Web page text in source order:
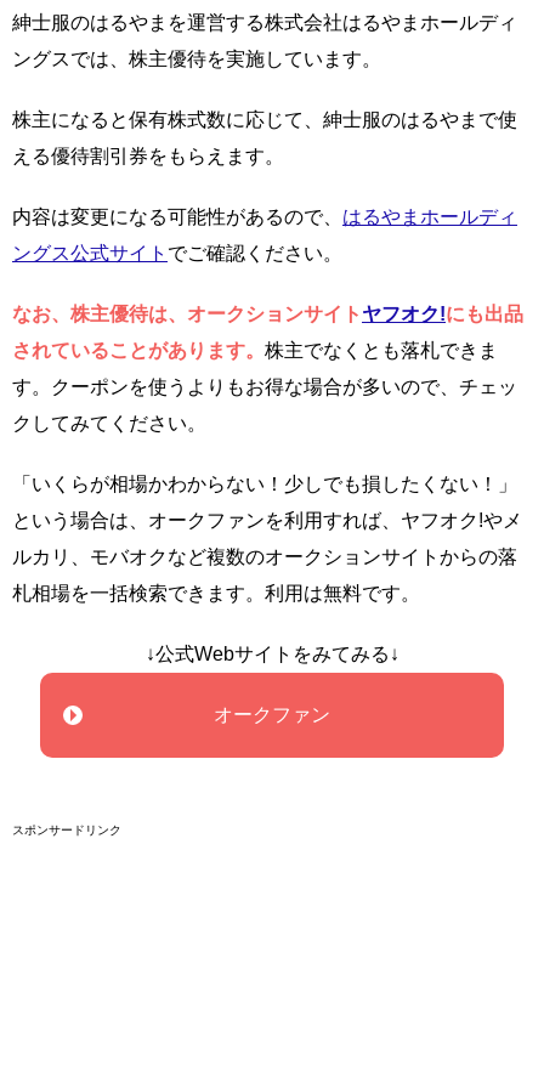
紳士服のはるやまを運営する株式会社はるやまホールディ
ングスでは、株主優待を実施しています。
株主になると保有株式数に応じて、紳士服のはるやまで使
える優待割引券をもらえます。
内容は変更になる可能性があるので、 はるやまホールディ
ングス公式サイト でご確認ください。
なお、株主優待は、オークションサイト ヤフオク!にも出品
されていることがあります。 株主でなくとも落札できま
す。クーポンを使うよりもお得な場合が多いので、チェッ
クしてみてください。
「いくらが相場かわからない！少しでも損したくない！」
という場合は、オークファンを利用すれば、ヤフオク!やメ
ルカリ、モバオクなど複数のオークションサイトからの落
札相場を一括検索できます。利用は無料です。
↓公式Webサイトをみてみる↓
オークファン
スポンサードリンク